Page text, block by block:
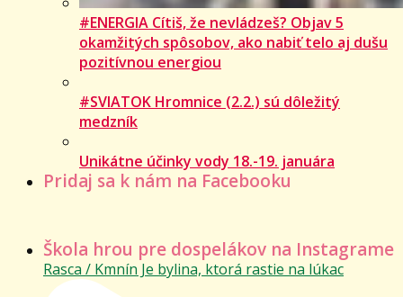
#ENERGIA Cítiš, že nevládzeš? Objav 5
okamžitých spôsobov, ako nabiť telo aj dušu
pozitívnou energiou
#SVIATOK Hromnice (2.2.) sú dôležitý
medzník
Unikátne účinky vody 18.-19. januára
Pridaj sa k nám na Facebooku
Škola hrou pre dospelákov na Instagrame
Rasca / Kmnín Je bylina, ktorá rastie na lúkac